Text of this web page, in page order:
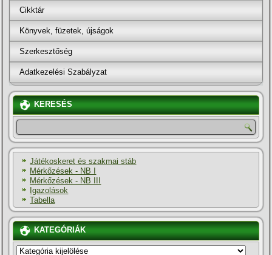
Cikktár
Könyvek, füzetek, újságok
Szerkesztőség
Adatkezelési Szabályzat
KERESÉS
Játékoskeret és szakmai stáb
Mérkőzések - NB I
Mérkőzések - NB III
Igazolások
Tabella
KATEGÓRIÁK
KATEGÓRIÁK